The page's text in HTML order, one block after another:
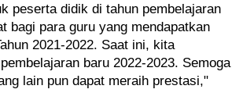
peserta didik di tahun pembelajaran
bagi para guru yang mendapatkan
2021-2022. Saat ini, kita
baru 2022-2023. Semoga
lain pun dapat meraih prestasi,"